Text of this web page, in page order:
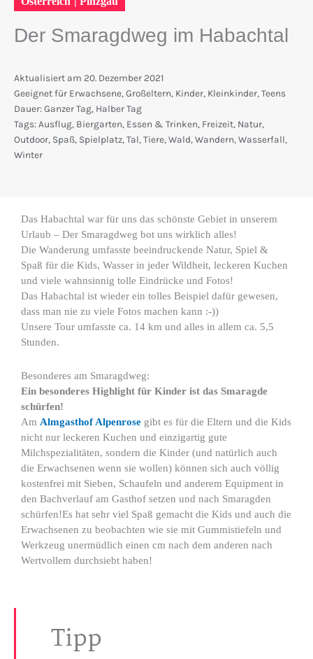
Der Smaragdweg im Habachtal
Aktualisiert am 20. Dezember 2021
Geeignet für Erwachsene, Großeltern, Kinder, Kleinkinder, Teens
Dauer:Ganzer Tag, Halber Tag
Tags: Ausflug, Biergarten, Essen & Trinken, Freizeit, Natur,
Outdoor, Spaß, Spielplatz, Tal, Tiere, Wald, Wandern, Wasserfall,
Winter
Das Habachtal war für uns das schönste Gebiet in unserem
Urlaub – Der Smaragdweg bot uns wirklich alles!
Die Wanderung umfasste beeindruckende Natur, Spiel &
Spaß für die Kids, Wasser in jeder Wildheit, leckeren Kuchen
und viele wahnsinnig tolle Eindrücke und Fotos!
Das Habachtal ist wieder ein tolles Beispiel dafür gewesen,
dass man nie zu viele Fotos machen kann :-))
Unsere Tour umfasste ca. 14 km und alles in allem ca. 5,5
Stunden.
Besonderes am Smaragdweg:
Ein besonderes Highlight für Kinder ist das Smaragde
schürfen!
Am Almgasthof Alpenrose gibt es für die Eltern und die Kids
nicht nur leckeren Kuchen und einzigartig gute
Milchspezialitäten, sondern die Kinder (und natürlich auch
die Erwachsenen wenn sie wollen) können sich auch völlig
kostenfrei mit Sieben, Schaufeln und anderem Equipment in
den Bachverlauf am Gasthof setzen und nach Smaragden
schürfen!Es hat sehr viel Spaß gemacht die Kids und auch die
Erwachsenen zu beobachten wie sie mit Gummistiefeln und
Werkzeug unermüdlich einen cm nach dem anderen nach
Wertvollem durchsiebt haben!
Tipp